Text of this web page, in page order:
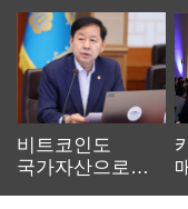
비트코인도
국가자산으로…'